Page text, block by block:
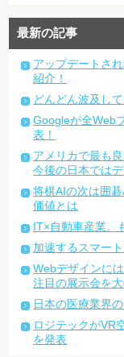
最新の記事
アップデートさ
紹介！
どんどん波及し
Googleが全Web
表！
アメリカで最も
今後の日本では
将棋AIの次は囲
価値とは
IT×自動車産業。
加速するスマー
Webデザインに
注目の展示会を大
日本の医療業界
ロジテックがVR
を発表